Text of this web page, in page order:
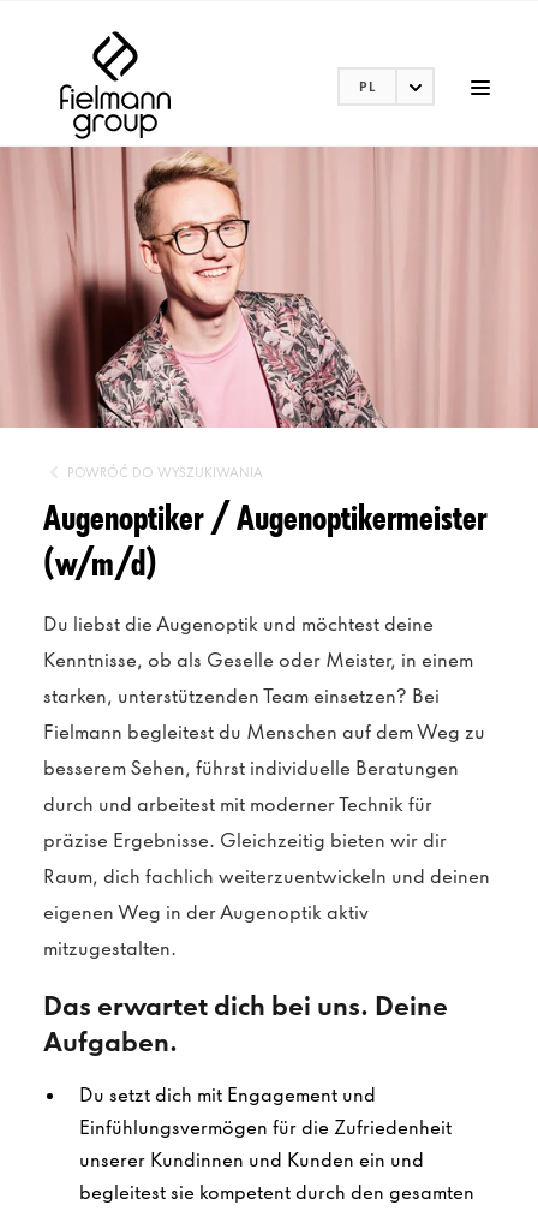
PL
POWRÓĆ DO WYSZUKIWANIA
Augenoptiker / Augenoptikermeister
(w/m/d)
Du liebst die Augenoptik und möchtest deine
Kenntnisse, ob als Geselle oder Meister, in einem
starken, unterstützenden Team einsetzen? Bei
Fielmann begleitest du Menschen auf dem Weg zu
besserem Sehen, führst individuelle Beratungen
durch und arbeitest mit moderner Technik für
präzise Ergebnisse. Gleichzeitig bieten wir dir
Raum, dich fachlich weiterzuentwickeln und deinen
eigenen Weg in der Augenoptik aktiv
mitzugestalten.
Das erwartet dich bei uns. Deine
Aufgaben.
Du setzt dich mit Engagement und
Einfühlungsvermögen für die Zufriedenheit
unserer Kundinnen und Kunden ein und
begleitest sie kompetent durch den gesamten